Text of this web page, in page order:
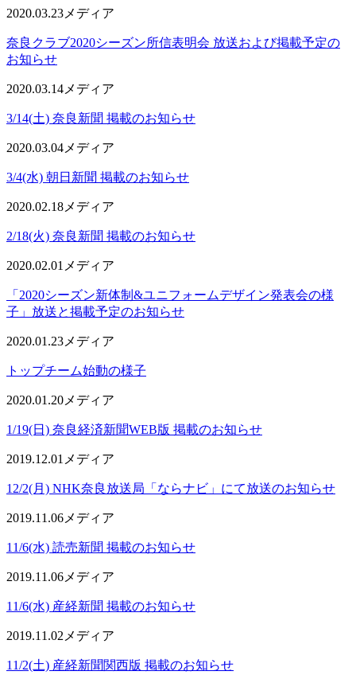
2020.03.23メディア
奈良クラブ2020シーズン所信表明会 放送および掲載予定の
お知らせ
2020.03.14メディア
3/14(土) 奈良新聞 掲載のお知らせ
2020.03.04メディア
3/4(水) 朝日新聞 掲載のお知らせ
2020.02.18メディア
2/18(火) 奈良新聞 掲載のお知らせ
2020.02.01メディア
「2020シーズン新体制&ユニフォームデザイン発表会の様
子」放送と掲載予定のお知らせ
2020.01.23メディア
トップチーム始動の様子
2020.01.20メディア
1/19(日) 奈良経済新聞WEB版 掲載のお知らせ
2019.12.01メディア
12/2(月) NHK奈良放送局「ならナビ」にて放送のお知らせ
2019.11.06メディア
11/6(水) 読売新聞 掲載のお知らせ
2019.11.06メディア
11/6(水) 産経新聞 掲載のお知らせ
2019.11.02メディア
11/2(土) 産経新聞関西版 掲載のお知らせ